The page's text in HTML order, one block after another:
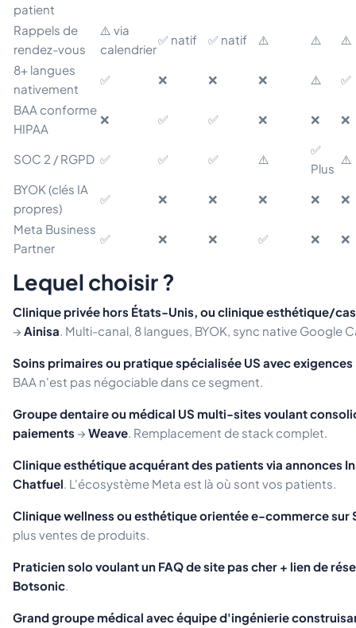
patient
Rappels de
rendez-vous
⚠️ via
calendrier
✅ natif ✅ natif ⚠️ ⚠️
⚠️
8+ langues
nativement
✅ ❌ ❌ ❌ ⚠️
✅
BAA conforme
HIPAA
❌ ✅ ✅ ❌ ❌ ❌
SOC 2 / RGPD ✅ ✅ ✅ ⚠️
✅
Plus
⚠️
BYOK (clés IA
propres)
✅ ❌ ❌ ❌ ❌
❌
Meta Business
Partner
✅ ❌ ❌ ✅ ❌ ❌
Lequel choisir ?
Clinique privée hors États-Unis, ou clinique esthétique/
→ Ainisa. Multi-canal, 8 langues, BYOK, sync native Google
Soins primaires ou pratique spécialisée US avec exigences
BAA n'est pas négociable dans ce segment.
Groupe dentaire ou médical US multi-sites voulant
paiements → Weave. Remplacement de stack complet.
Clinique esthétique acquérant des patients via annonces
Chatfuel. L'écosystème Meta est là où sont vos patients.
Clinique wellness ou esthétique orientée e-commerce sur
plus ventes de produits.
Praticien solo voulant un FAQ de site pas cher + lien de
Botsonic.
Grand groupe médical avec équipe d'ingénierie